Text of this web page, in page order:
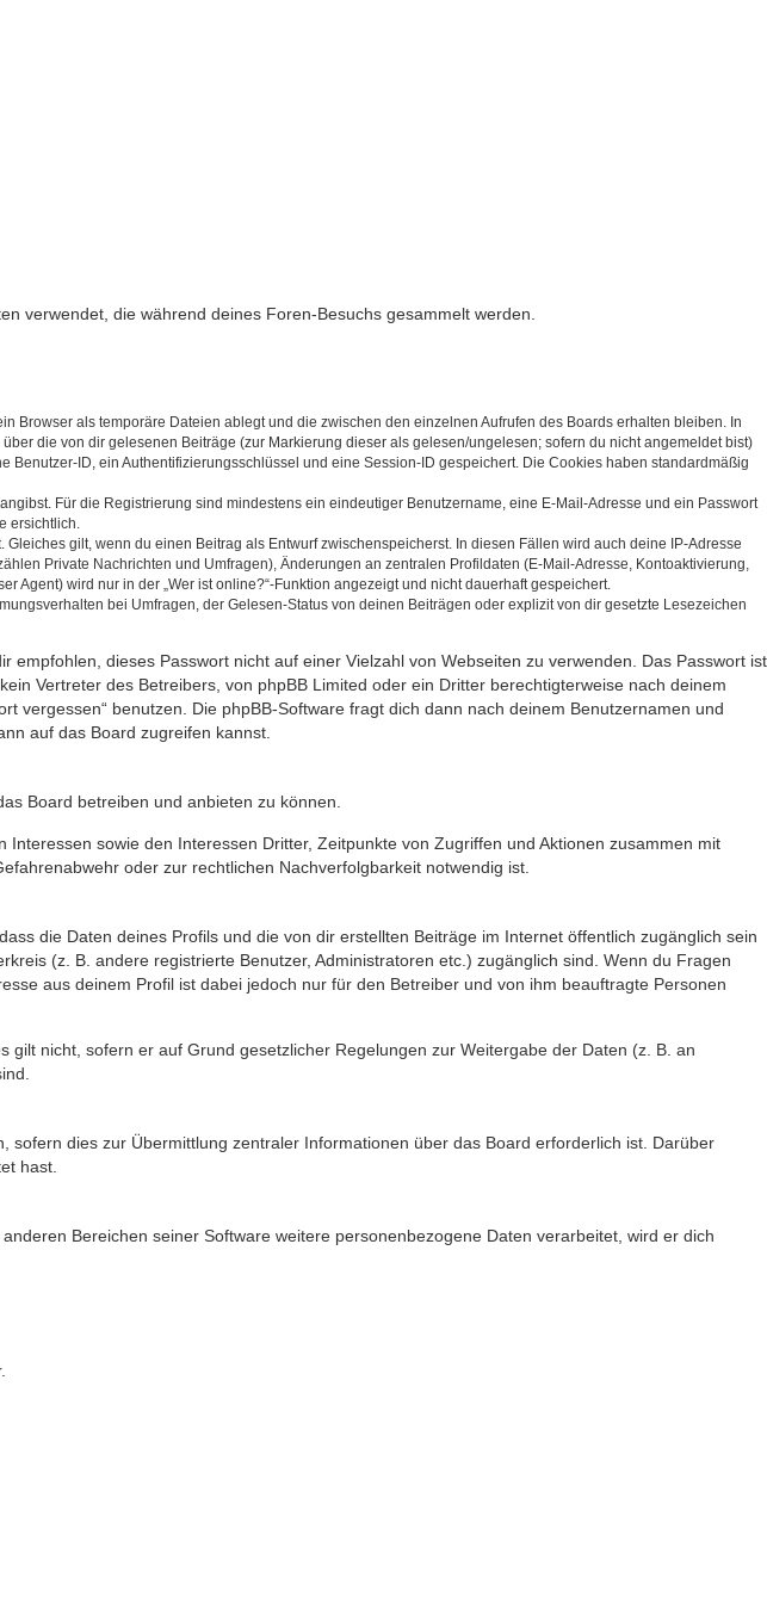
verwendet, die während deines Foren-Besuchs gesammelt werden.
Browser als temporäre Dateien ablegt und die zwischen den einzelnen Aufrufen des Boards erhalten bleiben. In
die von dir gelesenen Beiträge (zur Markierung dieser als gelesen/ungelesen; sofern du nicht angemeldet bist)
ID, ein Authentifizierungsschlüssel und eine Session-ID gespeichert. Die Cookies haben standardmäßig
Für die Registrierung sind mindestens ein eindeutiger Benutzername, eine E-Mail-Adresse und ein Passwort
ersichtlich.
gilt, wenn du einen Beitrag als Entwurf zwischenspeicherst. In diesen Fällen wird auch deine IP-Adresse
Private Nachrichten und Umfragen), Änderungen an zentralen Profildaten (E-Mail-Adresse, Kontoaktivierung,
Agent) wird nur in der „Wer ist online?“-Funktion angezeigt und nicht dauerhaft gespeichert.
bei Umfragen, der Gelesen-Status von deinen Beiträgen oder explizit von dir gesetzte Lesezeichen
dieses Passwort nicht auf einer Vielzahl von Webseiten zu verwenden. Das Passwort ist
Vertreter des Betreibers, von phpBB Limited oder ein Dritter berechtigterweise nach deinem
vergessen“ benutzen. Die phpBB-Software fragt dich dann nach deinem Benutzernamen und
auf das Board zugreifen kannst.
Board betreiben und anbieten zu können.
sowie den Interessen Dritter, Zeitpunkte von Zugriffen und Aktionen zusammen mit
oder zur rechtlichen Nachverfolgbarkeit notwendig ist.
die Daten deines Profils und die von dir erstellten Beiträge im Internet öffentlich zugänglich sein
(z. B. andere registrierte Benutzer, Administratoren etc.) zugänglich sind. Wenn du Fragen
aus deinem Profil ist dabei jedoch nur für den Betreiber und von ihm beauftragte Personen
nicht, sofern er auf Grund gesetzlicher Regelungen zur Weitergabe der Daten (z. B. an
dies zur Übermittlung zentraler Informationen über das Board erforderlich ist. Darüber
hast.
Bereichen seiner Software weitere personenbezogene Daten verarbeitet, wird er dich